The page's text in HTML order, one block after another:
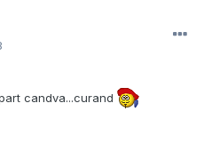
candva...curand